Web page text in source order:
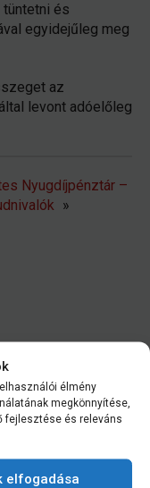
élmény
megkönnyítése,
fejlesztése és releváns
elfogadása
tüntetni és
egyidejűleg meg
az
levont adóelőleg
Nyugdíjpénztár –
»
augusztus 8-